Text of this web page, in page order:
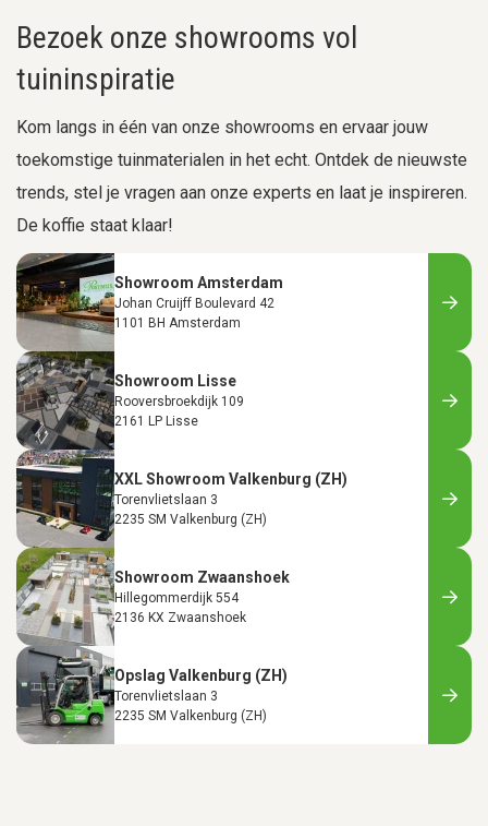
Bezoek onze showrooms vol
tuininspiratie
Kom langs in één van onze showrooms en ervaar jouw
toekomstige tuinmaterialen in het echt. Ontdek de nieuwste
trends, stel je vragen aan onze experts en laat je inspireren.
De koffie staat klaar!
Showroom Amsterdam
Johan Cruijff Boulevard 42
1101 BH Amsterdam
Showroom Lisse
Rooversbroekdijk 109
2161 LP Lisse
XXL Showroom Valkenburg (ZH)
Torenvlietslaan 3
2235 SM Valkenburg (ZH)
Showroom Zwaanshoek
Hillegommerdijk 554
2136 KX Zwaanshoek
Opslag Valkenburg (ZH)
Torenvlietslaan 3
2235 SM Valkenburg (ZH)